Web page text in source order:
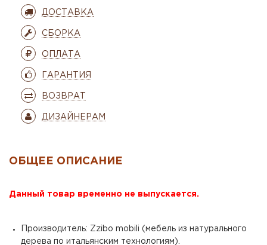
ДОСТАВКА
СБОРКА
ОПЛАТА
ГАРАНТИЯ
ВОЗВРАТ
ДИЗАЙНЕРАМ
ОБЩЕЕ ОПИСАНИЕ
Данный товар временно не выпускается.
Производитель: Zzibo mobili (мебель из натурального
дерева по итальянским технологиям).